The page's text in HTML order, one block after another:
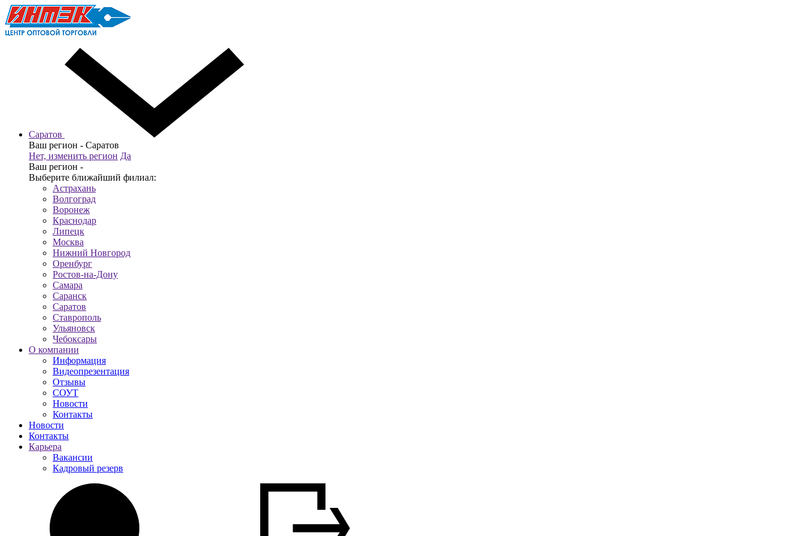
Саратов
Ваш регион - Саратов
Нет, изменить регион Да
Ваш регион -
Выберите ближайший филиал:
Астрахань
Волгоград
Воронеж
Краснодар
Липецк
Москва
Нижний Новгород
Оренбург
Ростов-на-Дону
Самара
Саранск
Саратов
Ставрополь
Ульяновск
Чебоксары
О компании
Информация
Видеопрезентация
Отзывы
СОУТ
Новости
Контакты
Новости
Контакты
Карьера
Вакансии
Кадровый резерв